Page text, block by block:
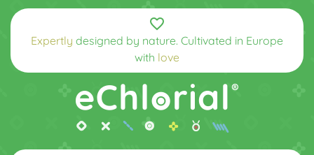
favorite_border
Expertly designed by nature. Cultivated in Europe
with love